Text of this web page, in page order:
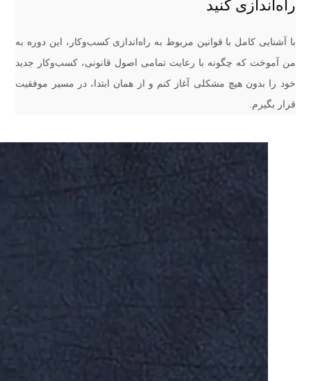
راه‌اندازی کنید
با آشنایی کامل با قوانین مربوط به راه‌اندازی کسب‌وکار، این دوره به
من آموخت که چگونه با رعایت تمامی اصول قانونی، کسب‌وکار جدید
خود را بدون هیچ مشکلی آغاز کنم و از همان ابتدا، در مسیر موفقیت
قرار بگیرم.